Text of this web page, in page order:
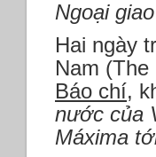
Ngoại
Hai ngày
Nam
Báo chí,
nước của
Máxima